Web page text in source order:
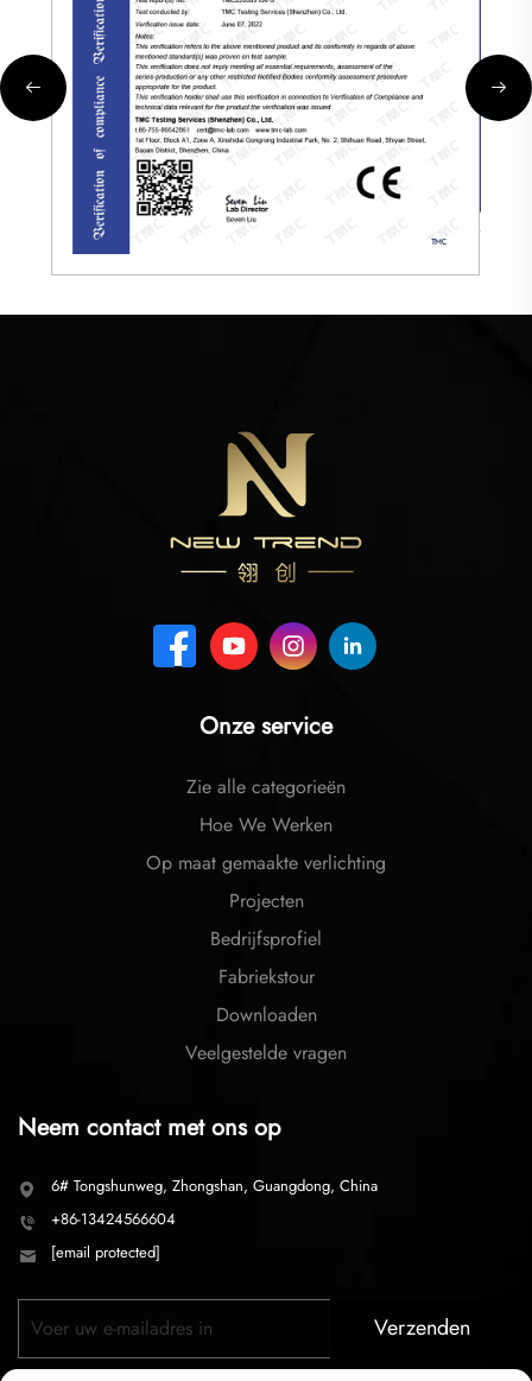
Onze service
Zie alle categorieën
Hoe We Werken
Op maat gemaakte verlichting
Projecten
Bedrijfsprofiel
Fabriekstour
Downloaden
Veelgestelde vragen
Neem contact met ons op
6# Tongshunweg, Zhongshan, Guangdong, China
+86-13424566604
[email protected]
Verzenden